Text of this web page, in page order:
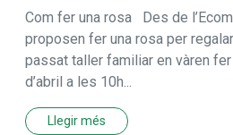
Com fer una rosa Des de
proposen fer una rosa per
passat taller familiar en vàren fer
d’abril a les 10h...
Llegir més